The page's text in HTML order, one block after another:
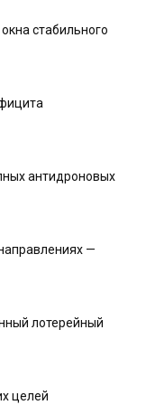
стабильного
антидроновых
—
лотерейный
целей